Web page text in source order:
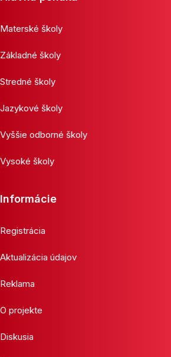
Materské školy
Základné školy
Stredné školy
Jazykové školy
Vyššie odborné školy
Vysoké školy
Informácie
Registrácia
Aktualizácia údajov
Reklama
O projekte
Diskusia